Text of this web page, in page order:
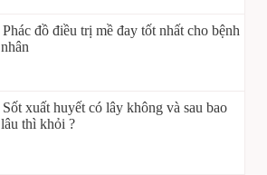
Phác đồ điều trị mề đay tốt nhất cho bệnh
nhân
Sốt xuất huyết có lây không và sau bao
lâu thì khỏi ?